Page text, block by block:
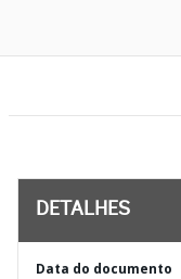
DETALHES
Data do documento